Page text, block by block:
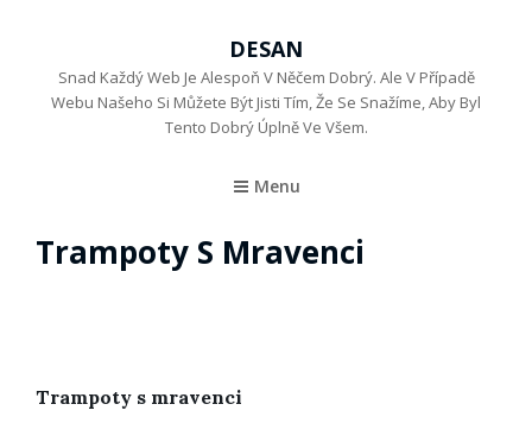
DESAN
Snad Každý Web Je Alespoň V Něčem Dobrý. Ale V Případě
Webu Našeho Si Můžete Být Jisti Tím, Že Se Snažíme, Aby Byl
Tento Dobrý Úplně Ve Všem.
Menu
Trampoty S Mravenci
Trampoty s mravenci